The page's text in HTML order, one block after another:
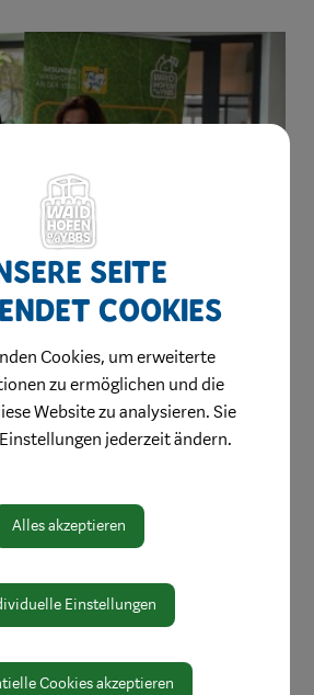
Seite
Cookies
Cookies, um erweiterte
zu ermöglichen und die
Website zu analysieren. Sie
jederzeit ändern.
Alles akzeptieren
Einstellungen
Cookies akzeptieren